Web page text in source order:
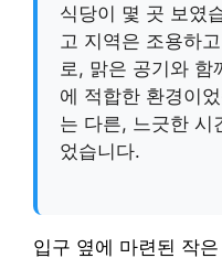
식당이 몇 곳 보였
고 지역은 조용하
로, 맑은 공기와 함
에 적합한 환경이
는 다른, 느긋한 시
었습니다.
입구 옆에 마련된 작